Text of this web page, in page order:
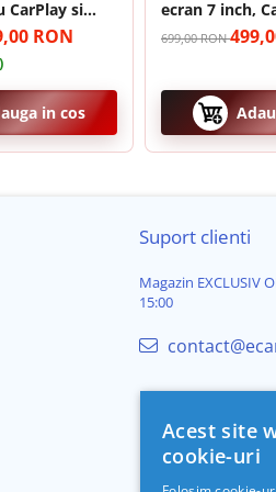
fluiditate în rulaj
în siguranță.
CarPlay si
Wi-fi,
ecran FHD
RON
in cos
ecran 7 inch,
Android Auto
Bluetooth, FM
HD
699,00 RON
Suport clienti
Magazin EXCLUSIV
15:00
Acest site
cookie-uri